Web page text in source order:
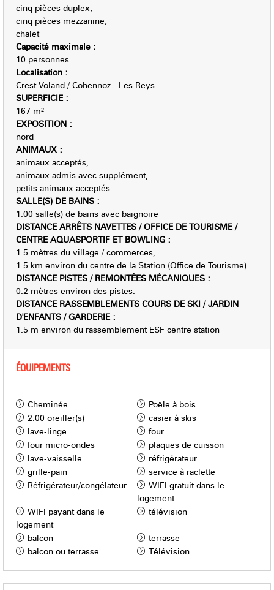
cinq pièces duplex
cinq pièces mezzanine
chalet
Capacité maximale :
10 personnes
Localisation :
Crest-Voland / Cohennoz - Les Reys
SUPERFICIE :
167 m²
EXPOSITION :
nord
ANIMAUX :
animaux acceptés
animaux admis avec supplément
petits animaux acceptés
SALLE(S) DE BAINS :
1.00 salle(s) de bains avec baignoire
DISTANCE ARRÊTS NAVETTES / OFFICE DE TOURISME /
CENTRE AQUASPORTIF ET BOWLING :
1.5 mètres du village / commerces
1.5 km environ du centre de la Station (Office de Tourisme)
DISTANCE PISTES / REMONTÉES MÉCANIQUES :
0.2 mètres environ des pistes.
DISTANCE RASSEMBLEMENTS COURS DE SKI / JARDIN
D'ENFANTS / GARDERIE :
1.5 m environ du rassemblement ESF centre station
ÉQUIPEMENTS
Cheminée
Poële à bois
2.00 oreiller(s)
casier à skis
lave-linge
four
four micro-ondes
plaques de cuisson
lave-vaisselle
réfrigérateur
grille-pain
service à raclette
Réfrigérateur/congélateur
WIFI gratuit dans le
logement
WIFI payant dans le
logement
télévision
balcon
terrasse
balcon ou terrasse
Télévision